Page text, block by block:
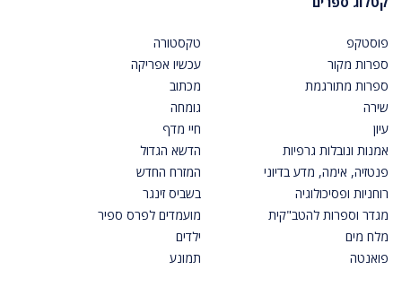
פוסטקפ
ספרות מקור
ספרות מתורגמת
שירה
עיון
אמנות ונובלות גרפיות
פנטזיה, אימה, מדע בדיוני
רוחניות ופסיכולוגיה
מגדר וספרות להטב"קית
מלח מים
פואנטה
טקסטורה
עכשיו אפריקה
מכתוב
גומחה
חיי מדף
הדשא הגדול
המזרח החדש
בשביס זינגר
מועמדים לפרס ספיר
ילדים
תמונע